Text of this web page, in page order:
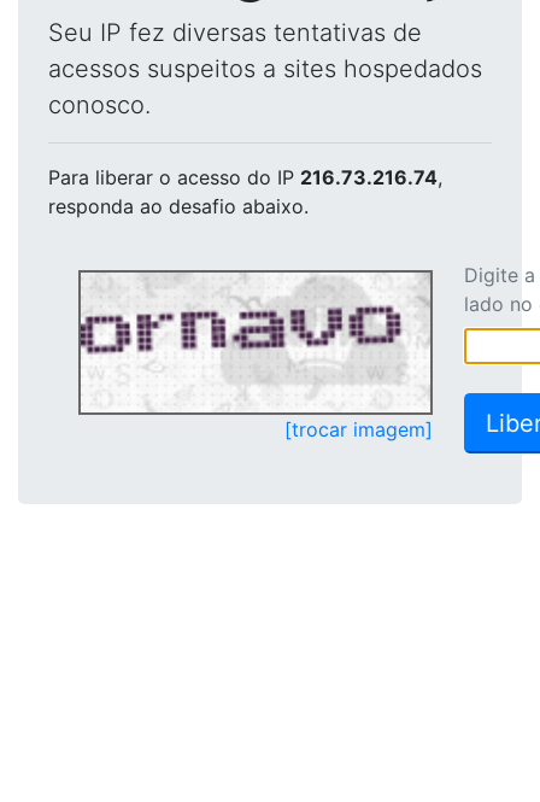
Seu IP fez diversas tentativas de
acessos suspeitos a sites hospedados
conosco.
Para liberar o acesso do IP 216.73.216.74,
responda ao desafio abaixo.
[trocar imagem]
Digite
lado no